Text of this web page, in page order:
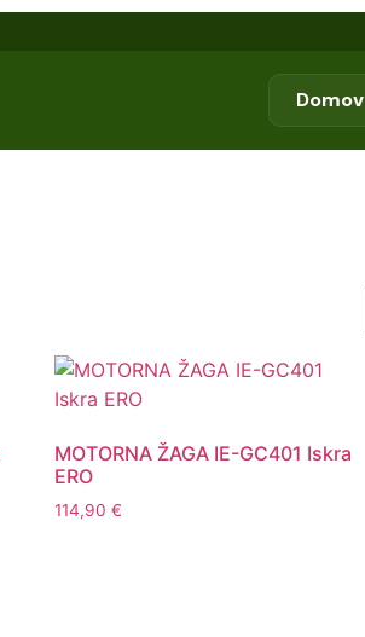
Domov
MOTORNA ŽAGA IE-GC401 Iskra
ERO
114,90€